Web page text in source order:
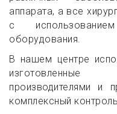
аппарата, а все
с
оборудования.
В нашем центре
производителями и
комплексный контроль.